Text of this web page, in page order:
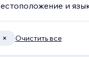
и
Очистить все